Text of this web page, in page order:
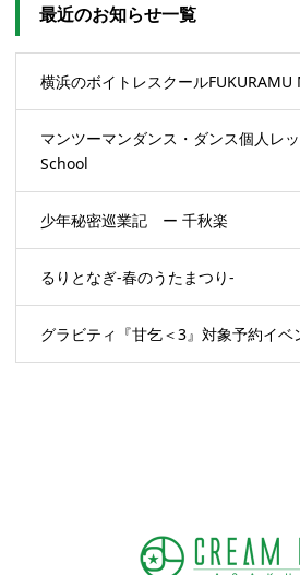
最近のお知らせ一覧
横浜のボイトレスクールFUKURAMU
マンツーマンダンス・ダンス個人レ
School
少年秘密巡業記 ー 千秋楽
るりとなぎ-春のうたまつり-
グラビティ『甘乞＜3』対象予約イベ